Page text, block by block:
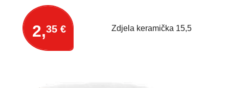
2,35 € Zdjela keramička 15,5